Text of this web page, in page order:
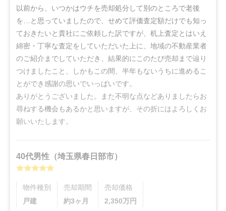
以前から、いつかはウチを売却処分して別のところで老後
を…と思っていましたので、せめて評価査定額だけでも知っ
ておきたいと貴社にご依頼した訳ですが、机上査定とはいえ
綿密・丁寧な査定をしていただいた上に、地域の不動産業者
のご紹介までしていただき、結果的にこのたび売却まで辿り
つけましたこと、しかもこの間、半年もないうちに進めるこ
とができ感謝の思いでいっぱいです。
ありがとうございました。また不明な点などありましたらお
尋ねする機会もあるかと思いますが、その折にはよろしくお
願いいたします。
40代男性 （埼玉県春日部市）
物件種別
戸建
売却期間
約3ヶ月
売却価格
2,350万円